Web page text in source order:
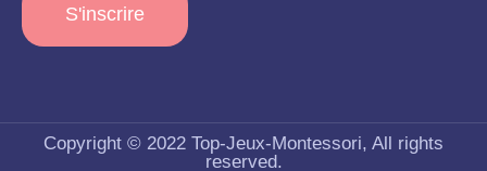
S'inscrire
Copyright © 2022 Top-Jeux-Montessori, All rights
reserved.